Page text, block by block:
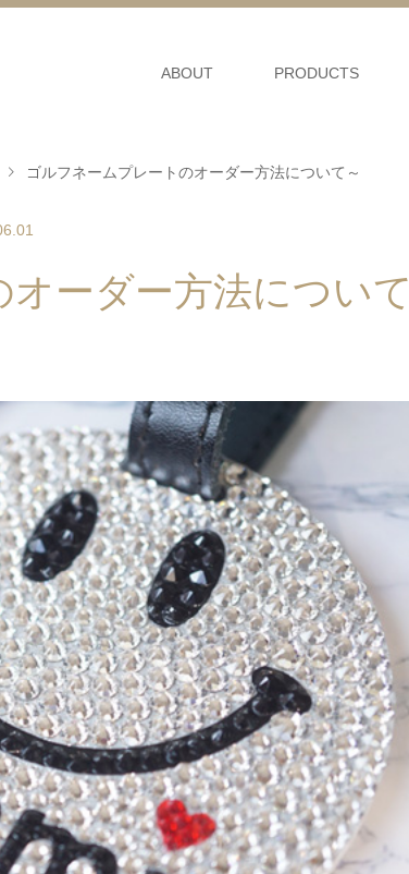
ABOUT PRODUCTS
ゴルフネームプレートのオーダー方法について～
ーダー方法について